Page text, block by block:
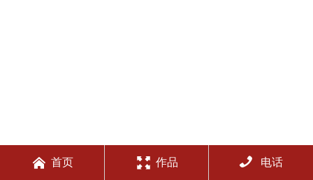
 首页  作品  电话